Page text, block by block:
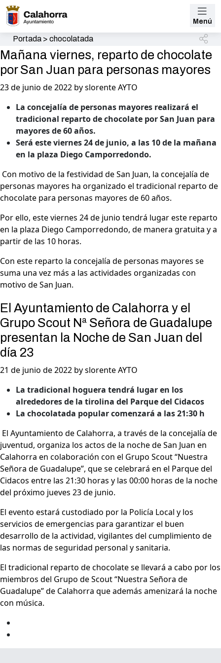
Menú
Portada> chocolatada
Mañana viernes, reparto de chocolate
por San Juan para personas mayores
23 de junio de 2022 by slorente AYTO
La concejalía de personas mayores realizará el
tradicional reparto de chocolate por San Juan para
mayores de 60 años.
Será este viernes 24 de junio, a las 10 de la mañana
en la plaza Diego Camporredondo.
Con motivo de la festividad de San Juan, la concejalía de
personas mayores ha organizado el tradicional reparto de
chocolate para personas mayores de 60 años.
Por ello, este viernes 24 de junio tendrá lugar este reparto
en la plaza Diego Camporredondo, de manera gratuita y a
partir de las 10 horas.
Con este reparto la concejalía de personas mayores se
suma una vez más a las actividades organizadas con
motivo de San Juan.
El Ayuntamiento de Calahorra y el
Grupo Scout Nª Señora de Guadalupe
presentan la Noche de San Juan del
día 23
21 de junio de 2022 by slorente AYTO
La tradicional hoguera tendrá lugar en los
alrededores de la tirolina del Parque del Cidacos
La chocolatada popular comenzará a las 21:30 h
El Ayuntamiento de Calahorra, a través de la concejalía de
juventud, organiza los actos de la noche de San Juan en
Calahorra en colaboración con el Grupo Scout “Nuestra
Señora de Guadalupe”, que se celebrará en el Parque del
Cidacos entre las 21:30 horas y las 00:00 horas de la noche
del próximo jueves 23 de junio.
El evento estará custodiado por la Policía Local y los
servicios de emergencias para garantizar el buen
desarrollo de la actividad, vigilantes del cumplimiento de
las normas de seguridad personal y sanitaria.
El tradicional reparto de chocolate se llevará a cabo por los
miembros del Grupo de Scout “Nuestra Señora de
Guadalupe” de Calahorra que además amenizará la noche
con música.